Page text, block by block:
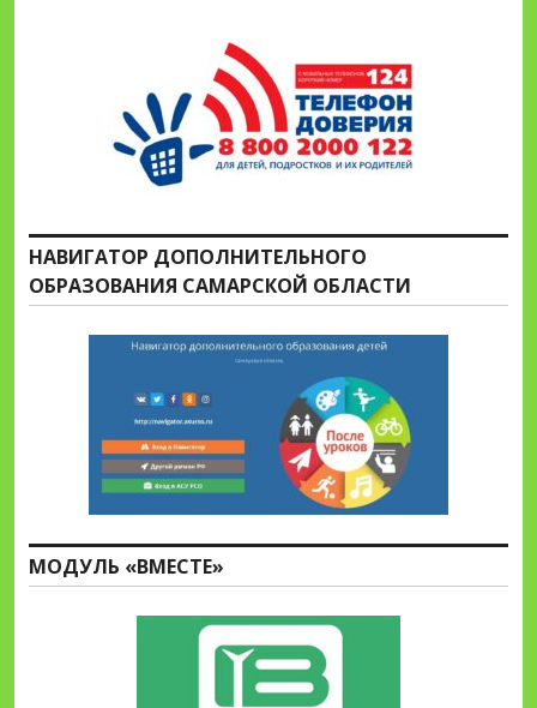
НАВИГАТОР ДОПОЛНИТЕЛЬНОГО
ОБРАЗОВАНИЯ САМАРСКОЙ ОБЛАСТИ
МОДУЛЬ «ВМЕСТЕ»